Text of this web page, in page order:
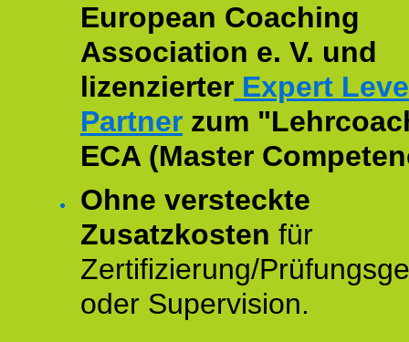
European Coaching
Association e. V. und
lizenzierter Expert
Partner zum
ECA (Master
Ohne versteckte
Zusatzkosten für
Zertifizierung/
oder Supervision.